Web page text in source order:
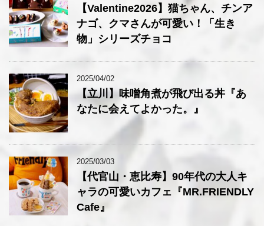
【Valentine2026】猫ちゃん、チンア
ナゴ、クマさんが可愛い！「生き
物」シリーズチョコ
2025/04/02
【立川】味噌角煮が飛び出る丼『あ
なたに会えてよかった。』
2025/03/03
【代官山・恵比寿】90年代の大人キ
ャラの可愛いカフェ『MR.FRIENDLY
Cafe』